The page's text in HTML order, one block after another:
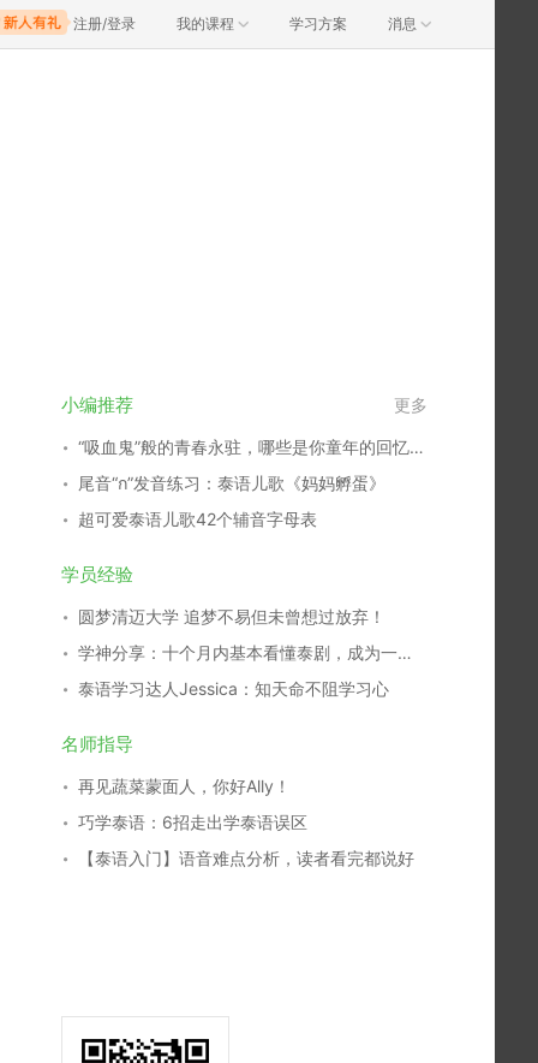
注册/登录 我的课程 学习方案 消息
小编推荐 更多
“吸血鬼”般的青春永驻，哪些是你童年的回忆？谁又俘获了你的心？
尾音“ก”发音练习：泰语儿歌《妈妈孵蛋》
超可爱泰语儿歌42个辅音字母表
学员经验
圆梦清迈大学 追梦不易但未曾想过放弃！
学神分享：十个月内基本看懂泰剧，成为一名泰剧翻译，我是这么学习的！
泰语学习达人Jessica：知天命不阻学习心
名师指导
再见蔬菜蒙面人，你好Ally！
巧学泰语：6招走出学泰语误区
【泰语入门】语音难点分析，读者看完都说好